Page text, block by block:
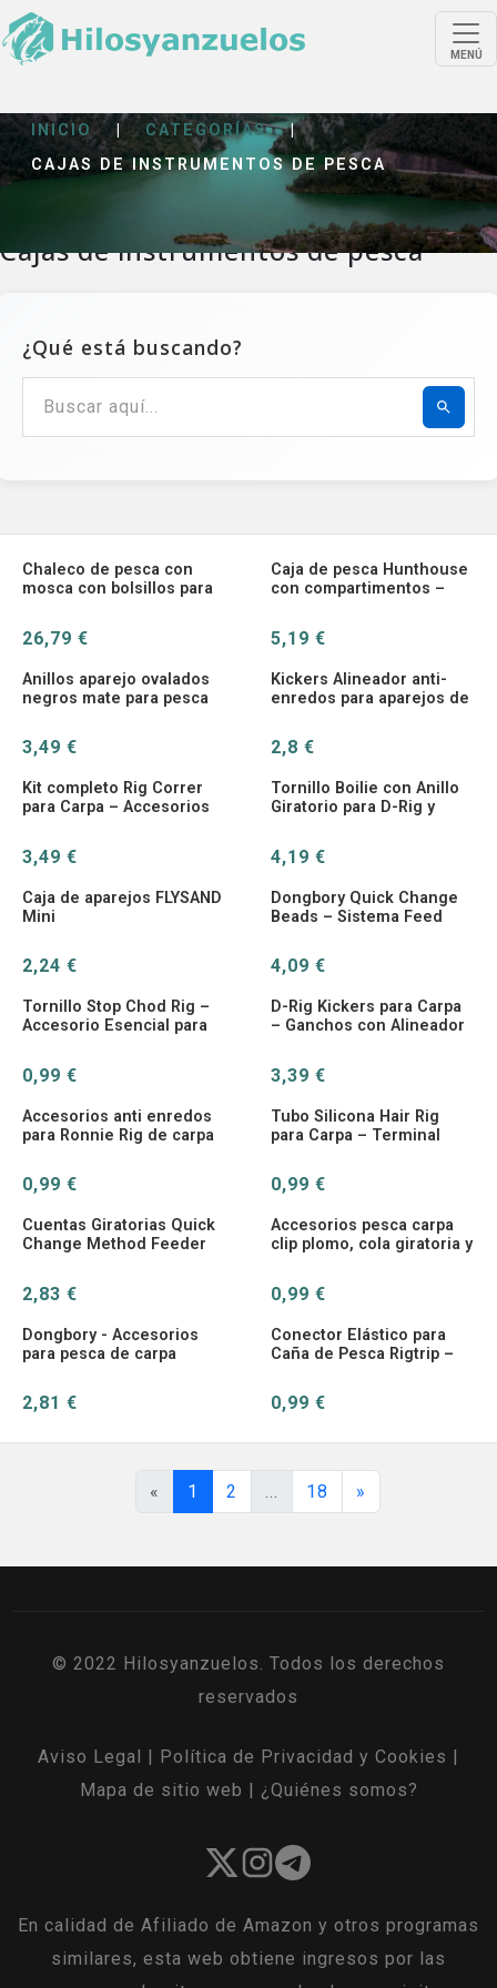
MENÚ
INICIO CATEGORÍAS
|
CAJAS DE INSTRUMENTOS DE PESCA
Cajas de instrumentos de pesca
¿Qué está buscando?
Chaleco de pesca con
mosca con bolsillos para
26,79 €
Caja de pesca Hunthouse
con compartimentos –
5,19 €
Anillos aparejo ovalados
negros mate para pesca
3,49 €
Kickers Alineador anti-
enredos para aparejos de
2,8 €
Kit completo Rig Correr
para Carpa – Accesorios
3,49 €
Tornillo Boilie con Anillo
Giratorio para D-Rig y
4,19 €
Caja de aparejos FLYSAND
Mini
2,24 €
Dongbory Quick Change
Beads – Sistema Feed
4,09 €
Tornillo Stop Chod Rig –
Accesorio Esencial para
0,99 €
D-Rig Kickers para Carpa
– Ganchos con Alineador
3,39 €
Accesorios anti enredos
para Ronnie Rig de carpa
0,99 €
Tubo Silicona Hair Rig
para Carpa – Terminal
0,99 €
Cuentas Giratorias Quick
Change Method Feeder
2,83 €
Accesorios pesca carpa
clip plomo, cola giratoria y
0,99 €
Dongbory - Accesorios
para pesca de carpa
2,81 €
Conector Elástico para
Caña de Pesca Rigtrip –
0,99 €
« 1 2 ... 18 »
© 2022 Hilosyanzuelos. Todos los derechos
reservados
Aviso Legal Política de Privacidad y Cookies
Mapa de sitio web
¿Quiénes somos?
En calidad de Afiliado de Amazon y otros programas
similares, esta web obtiene ingresos por las